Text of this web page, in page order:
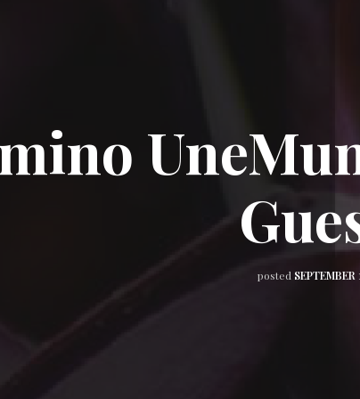
posted SEPTEMBER